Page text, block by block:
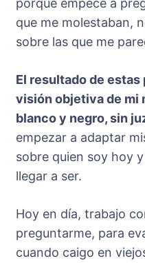
que me molestaban,
sobre las que me
El resultado de
visión objetiva de mi
blanco y negro, sin
empezar a adaptar
sobre quien soy hoy
llegar a ser.
Hoy en día, trabajo
preguntarme, para
cuando caigo en